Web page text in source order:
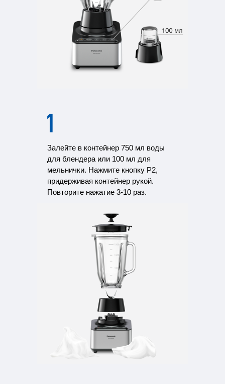
Залейте в контейнер 750 мл воды
для блендера или 100 мл для
мельнички. Нажмите кнопку P2,
придерживая контейнер рукой.
Повторите нажатие 3-10 раз.